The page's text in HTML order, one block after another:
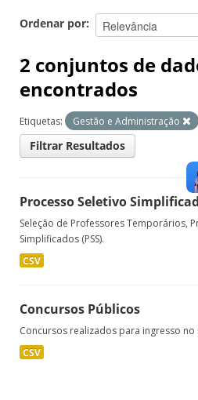
Ordenar por
2 conjuntos de
encontrados
Etiquetas: Gestão e Administração
Filtrar Resultados
Processo Seletivo
Seleção de Professores Temporários,
Simplificados (PSS).
CSV
Concursos Públicos
Concursos realizados para ingresso no
CSV